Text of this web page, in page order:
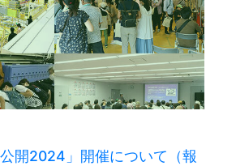
公開2024」開催について（報